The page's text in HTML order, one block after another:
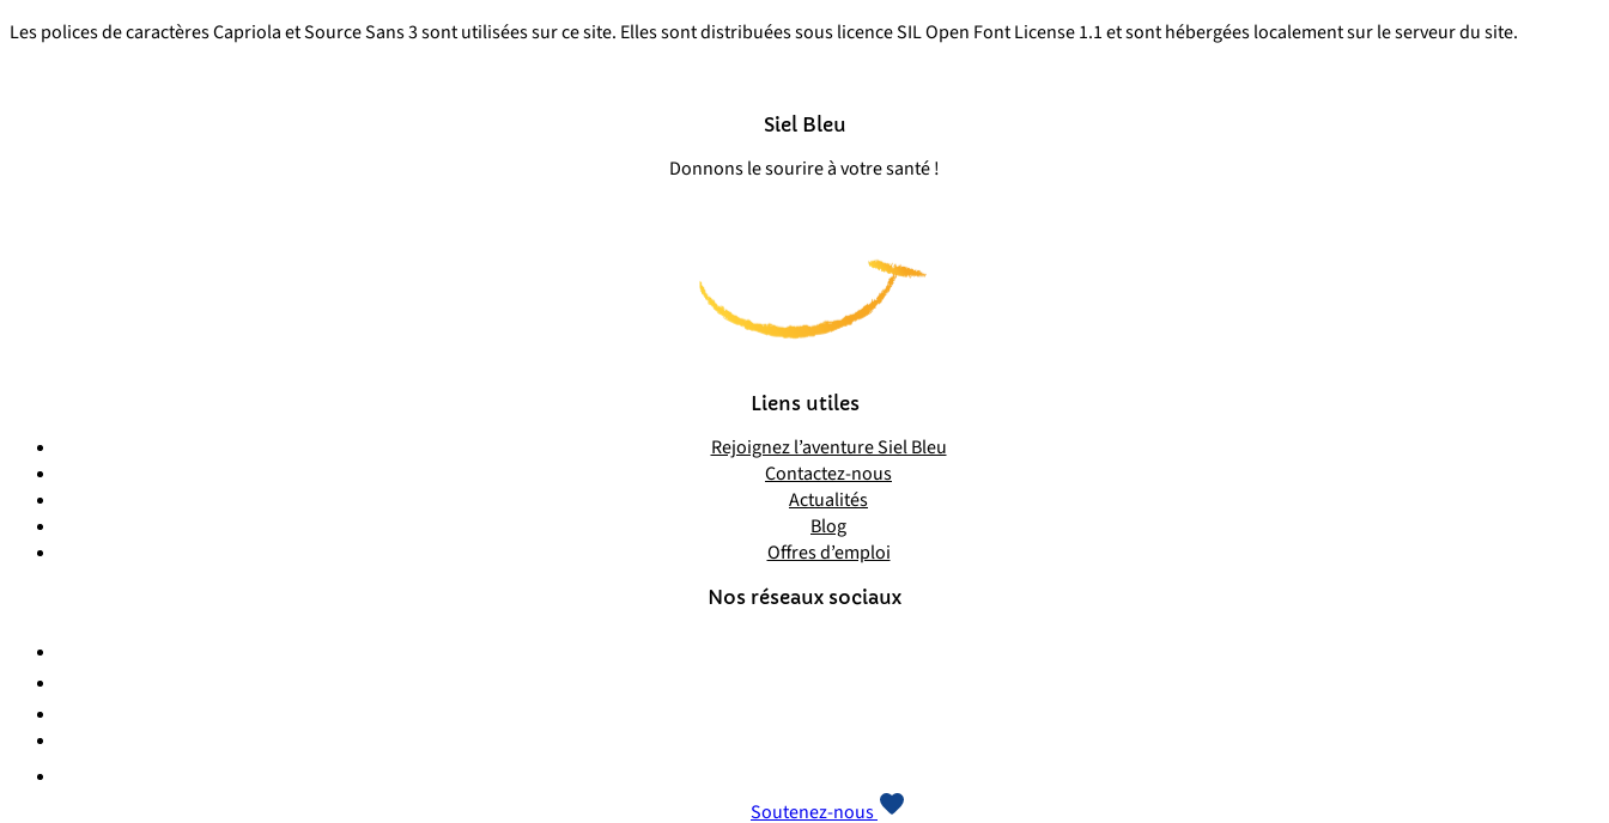
Les polices de caractères Capriola et Source Sans 3 sont utilisées sur ce site. Elles sont distribuées sous licence SIL Open Font License 1.1 et sont hébergées localement sur le serveur du site.
Siel Bleu
Donnons le sourire à votre santé !
Liens utiles
Rejoignez l’aventure Siel Bleu
Contactez-nous
Actualités
Blog
Offres d’emploi
Nos réseaux sociaux
Soutenez-nous